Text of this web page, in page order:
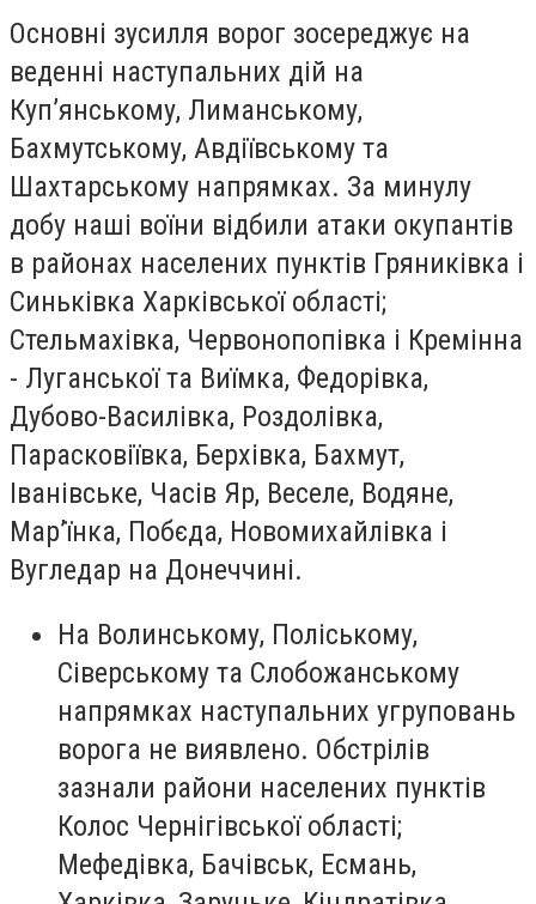
Основні зусилля ворог зосереджує на
веденні наступальних дій на
Куп’янському, Лиманському,
Бахмутському, Авдіївському та
Шахтарському напрямках. За минулу
добу наші воїни відбили атаки окупантів
в районах населених пунктів Гряниківка і
Синьківка Харківської області;
Стельмахівка, Червонопопівка і Кремінна
- Луганської та Виїмка, Федорівка,
Дубово-Василівка, Роздолівка,
Парасковіївка, Берхівка, Бахмут,
Іванівське, Часів Яр, Веселе, Водяне,
Мар’їнка, Побєда, Новомихайлівка і
Вугледар на Донеччині.
На Волинському, Поліському,
Сіверському та Слобожанському
напрямках наступальних угруповань
ворога не виявлено. Обстрілів
зазнали райони населених пунктів
Колос Чернігівської області;
Мефедівка, Бачівськ, Есмань,